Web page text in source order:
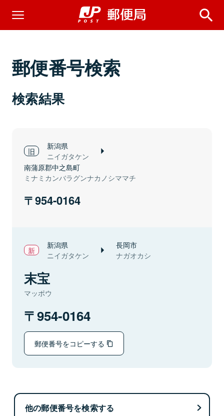
郵便番号検索
検索結果
新潟県
ニイガタケン
南蒲原郡中之島町
ミナミカンバラグンナカノシママチ
954-0164
新潟県
ニイガタケン
長岡市
ナガオカシ
末宝
マッポウ
954-0164
郵便番号をコピーする
他の郵便番号を検索する